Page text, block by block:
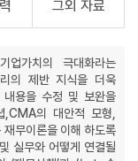
그외 자료
가치의 극대화라는
의 제반 지식을 더욱
내용을 수정 및 보완을
의 대안적 모형,
무이론을 이해 하도록
실무와 어떻게 연결될